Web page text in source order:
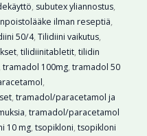
, subutex yliannostus,
ilman reseptiä,
50/4, Tilidiini vaikutus,
, tilidiinitabletit, tilidin
tramadol 100mg, tramadol 50
,
, tramadol/paracetamol ja
, tramadol/paracetamol
10 mg, tsopikloni, tsopikloni